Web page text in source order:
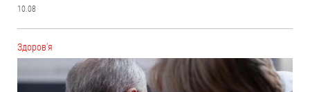
10.08
Здоров'я